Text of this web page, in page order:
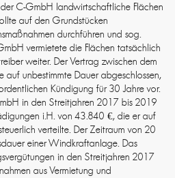
C-GmbH landwirtschaftliche Flächen
auf den Grundstücken
durchführen und sog.
vermietete die Flächen tatsächlich
weiter. Der Vertrag zwischen dem
unbestimmte Dauer abgeschlossen,
Kündigung für 30 Jahre vor.
in den Streitjahren 2017 bis 2019
i.H. von 43.840 €, die er auf
verteilte. Der Zeitraum von 20
einer Windkraftanlage. Das
in den Streitjahren 2017
aus Vermietung und